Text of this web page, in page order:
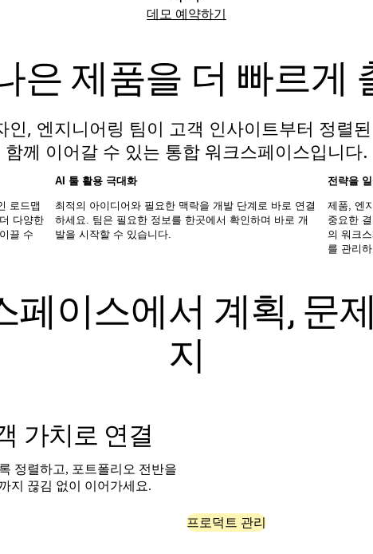
레임
데모 예약하기
은 제품을 더 빠르게
, 엔지니어링 팀이 고객 인사이트부터 정렬
함께 이어갈 수 있는 통합 워크스페이스입니다.
로드맵
다양한
끌 수
AI 툴 활용 극대화
최적의 아이디어와 필요한 맥락을 개발 단계로 바로 연결
하세요. 팀은 필요한 정보를 한곳에서 확인하며 바로 개
발을 시작할 수 있습니다.
전략을
제품, 엔
중요한 결정
의 워크
를 관리
페이스에서 계획, 문
지
가치로 연결
정렬하고, 포트폴리오 전반을
지 끊김 없이 이어가세요.
프로덕트 관리